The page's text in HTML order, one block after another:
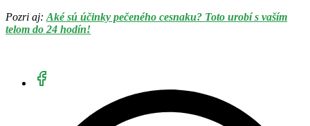
Pozri aj: Aké sú účinky pečeného cesnaku? Toto urobí s vaším
telom do 24 hodín!